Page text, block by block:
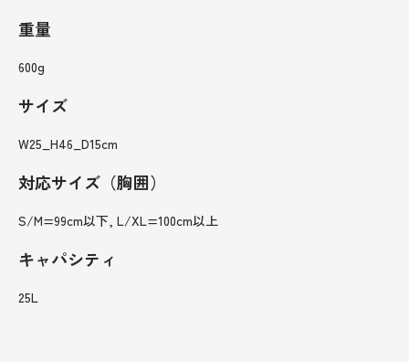
重量
600g
サイズ
W25_H46_D15cm
対応サイズ（胸囲）
S/M=99cm以下, L/XL=100cm以上
キャパシティ
25L